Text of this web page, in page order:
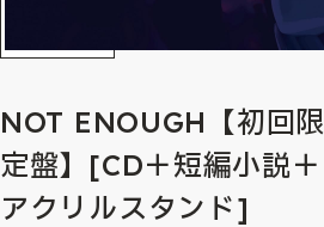
NOT ENOUGH【初回限
定盤】[CD＋短編小説＋
アクリルスタンド]